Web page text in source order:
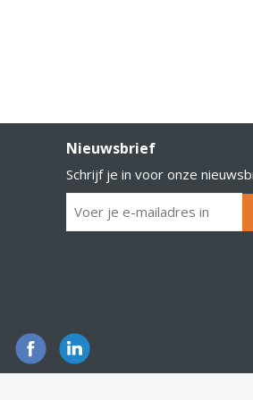
Nieuwsbrief
Schrijf je in voor onze